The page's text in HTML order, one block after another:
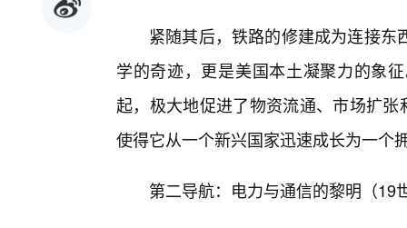
紧随其后，铁路的修建成为连接
学的奇迹，更是美国本土凝聚力的象
起，极大地促进了物资流通、市场扩
使得它从一个新兴国家迅速成长为一个
第二导航：电力与通信的黎明（19